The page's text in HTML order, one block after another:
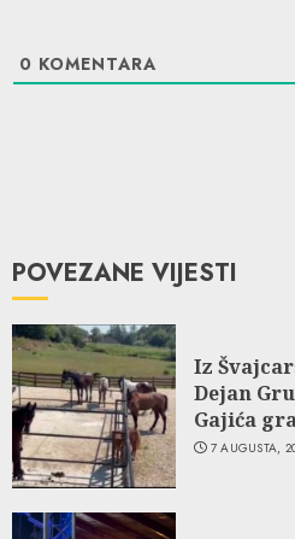
0 KOMENTARA
POVEZANE VIJESTI
Iz
Dejan
Gajića
7 AUGUSTA,